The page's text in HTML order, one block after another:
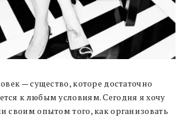
— существо, которе достаточно
к любым условиям. Сегодня я хочу
своим опытом того, как организовать